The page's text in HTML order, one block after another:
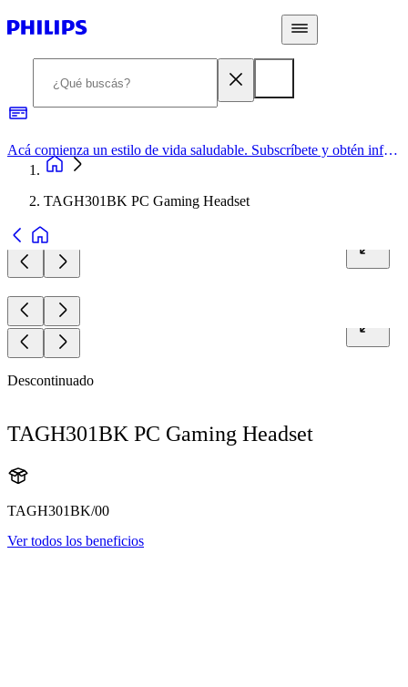
Acá comienza un estilo de vida saludable. Subscríbete y obtén información de primera mano
TAGH301BK PC Gaming Headset
Descontinuado
TAGH301BK PC Gaming Headset
TAGH301BK/00
Ver todos los beneficios